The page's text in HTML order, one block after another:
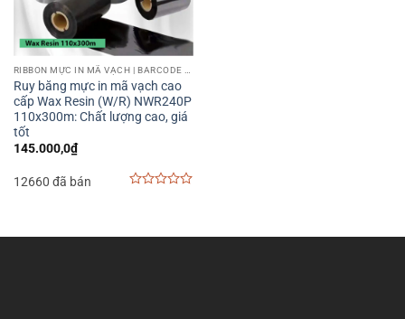
Ruy băng mực in mã vạch cao
cấp Wax Resin (W/R) NWR240P
110x300m: Chất lượng cao, giá
tốt
145.000,0₫
12660 đã bán
5